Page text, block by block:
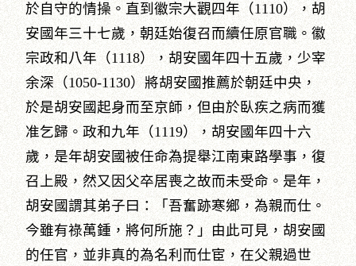
於自守的情操。直到徽宗大觀四年（1110），胡
安國年三十七歲，朝廷始復召而續任原官職。徽
宗政和八年（1118），胡安國年四十五歲，少宰
余深（1050-1130）將胡安國推薦於朝廷中央，
於是胡安國起身而至京師，但由於臥疾之病而獲
准乞歸。政和九年（1119），胡安國年四十六
歲，是年胡安國被任命為提舉江南東路學事，復
召上殿，然又因父卒居喪之故而未受命。是年，
胡安國謂其弟子曰：「吾奮跡寒鄉，為親而仕。
今雖有祿萬鍾，將何所施？」由此可見，胡安國
的任官，並非真的為名利而仕宦，在父親過世